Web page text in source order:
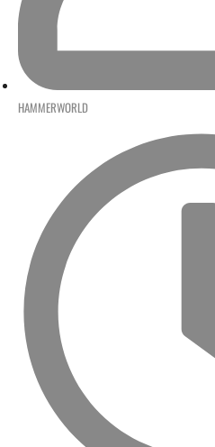
HAMMERWORLD